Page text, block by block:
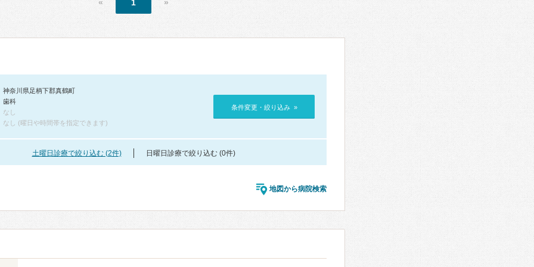
« 1 »
神奈川県足柄下郡真鶴町
歯科
なし
なし (曜日や時間帯を指定できます)
条件変更・絞り込み »
土曜日診療で絞り込む (2件) 日曜日診療で絞り込む (0件)
地図から病院検索